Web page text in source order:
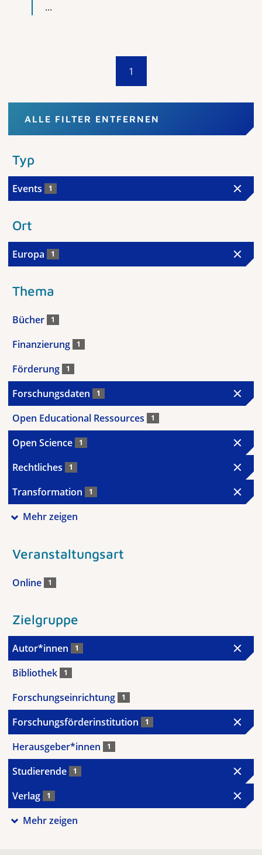
...
1
ALLE FILTER ENTFERNEN
Typ
Events 1
Ort
Europa 1
Thema
Bücher 1
Finanzierung 1
Förderung 1
Forschungsdaten 1
Open Educational Ressources 1
Open Science 1
Rechtliches 1
Transformation 1
Mehr zeigen
Veranstaltungsart
Online 1
Zielgruppe
Autor*innen 1
Bibliothek 1
Forschungseinrichtung 1
Forschungsförderinstitution 1
Herausgeber*innen 1
Studierende 1
Verlag 1
Mehr zeigen